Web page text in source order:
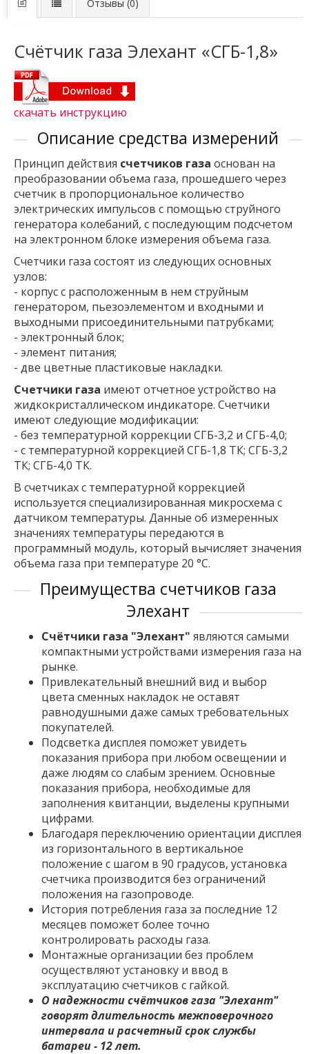
Отзывы (0)
Счётчик газа Элехант «СГБ-1,8»
скачать инструкцию
Описание средства измерений
Принцип действия счетчиков газа основан на
преобразовании объема газа, прошедшего через
счетчик в пропорциональное количество
электрических импульсов с помощью струйного
генератора колебаний, с последующим подсчетом
на электронном блоке измерения объема газа.
Счетчики газа состоят из следующих основных
узлов:
- корпус с расположенным в нем струйным
генератором, пьезоэлементом и входными и
выходными присоединительными патрубками;
- электронный блок;
- элемент питания;
- две цветные пластиковые накладки.
Счетчики газа имеют отчетное устройство на
жидкокристаллическом индикаторе. Счетчики
имеют следующие модификации:
- без температурной коррекции СГБ-3,2 и СГБ-4,0;
- с температурной коррекцией СГБ-1,8 ТК; СГБ-3,2
ТК; СГБ-4,0 ТК.
В счетчиках с температурной коррекцией
используется специализированная микросхема с
датчиком температуры. Данные об измеренных
значениях температуры передаются в
программный модуль, который вычисляет значения
объема газа при температуре 20 °С.
Преимущества счетчиков газа
Элехант
Счётчики газа "Элехант" являются самыми
компактными устройствами измерения газа на
рынке.
Привлекательный внешний вид и выбор
цвета сменных накладок не оставят
равнодушными даже самых требовательных
покупателей.
Подсветка дисплея поможет увидеть
показания прибора при любом освещении и
даже людям со слабым зрением. Основные
показания прибора, необходимые для
заполнения квитанции, выделены крупными
цифрами.
Благодаря переключению ориентации дисплея
из горизонтального в вертикальное
положение с шагом в 90 градусов, установка
счетчика производится без ограничений
положения на газопроводе.
История потребления газа за последние 12
месяцев поможет более точно
контролировать расходы газа.
Монтажные организации без проблем
осуществляют установку и ввод в
эксплуатацию счетчиков с гайкой.
О надежности счётчиков газа "Элехант"
говорят длительность межповерочного
интервала и расчетный срок службы
батареи - 12 лет.